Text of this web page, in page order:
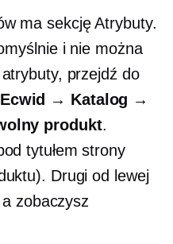
ma sekcję Atrybuty.
i nie można
przejdź do
→ Katalog →
produkt.
tytułem strony
Drugi od lewej
zobaczysz